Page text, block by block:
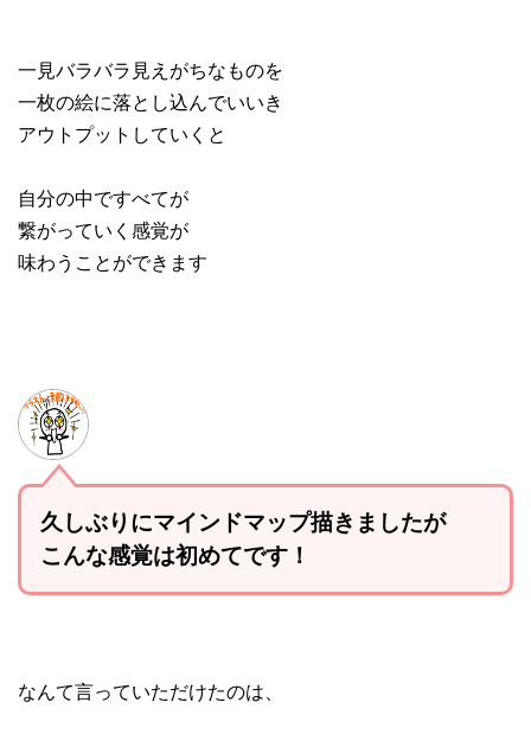
一見バラバラ見えがちなものを
一枚の絵に落とし込んでいいき
アウトプットしていくと
自分の中ですべてが
繋がっていく感覚が
味わうことができます
久しぶりにマインドマップ描きましたが
こんな感覚は初めてです！
なんて言っていただけたのは、